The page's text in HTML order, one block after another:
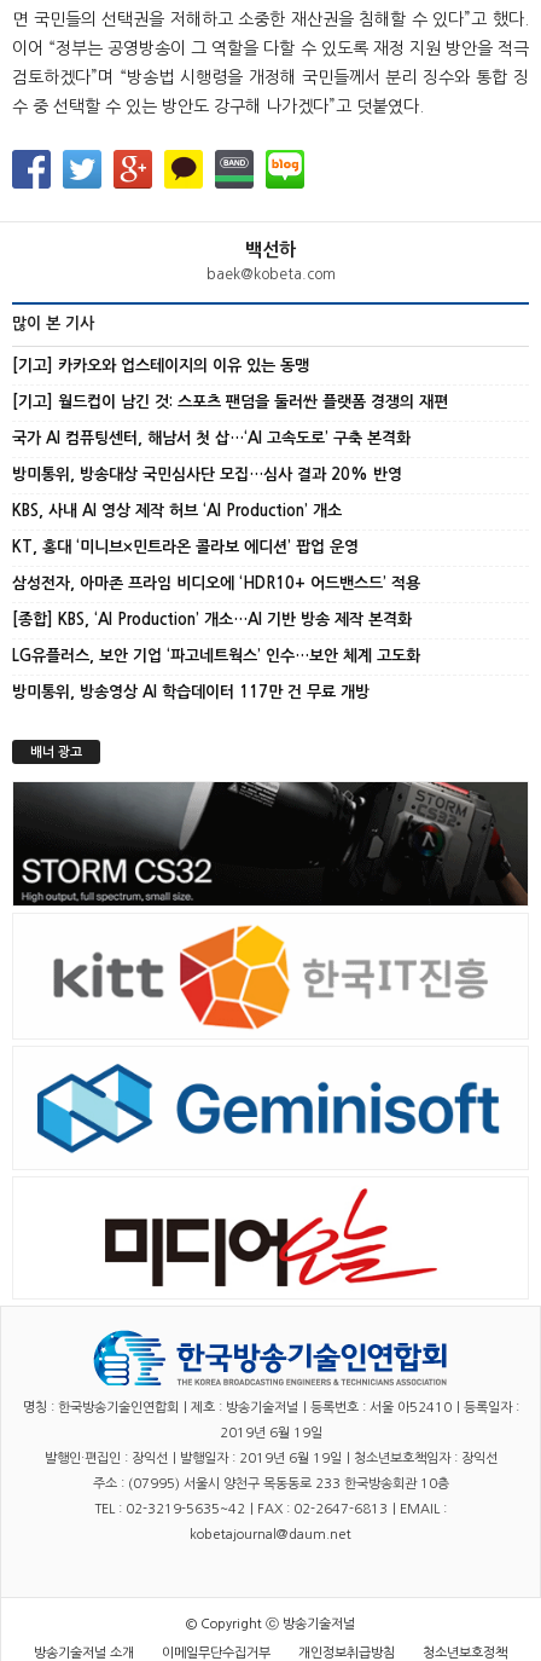
면 국민들의 선택권을 저해하고 소중한 재산권을 침해할 수 있다”고 했다.
이어 “정부는 공영방송이 그 역할을 다할 수 있도록 재정 지원 방안을 적극
검토하겠다”며 “방송법 시행령을 개정해 국민들께서 분리 징수와 통합 징
수 중 선택할 수 있는 방안도 강구해 나가겠다”고 덧붙였다.
백선하
baek@kobeta.com
많이 본 기사
[기고] 카카오와 업스테이지의 이유 있는 동맹
[기고] 월드컵이 남긴 것: 스포츠 팬덤을 둘러싼 플랫폼 경쟁의 재편
국가 AI 컴퓨팅센터, 해남서 첫 삽…‘AI 고속도로’ 구축 본격화
방미통위, 방송대상 국민심사단 모집…심사 결과 20% 반영
KBS, 사내 AI 영상 제작 허브 ‘AI Production’ 개소
KT, 홍대 ‘미니브×민트라온 콜라보 에디션’ 팝업 운영
삼성전자, 아마존 프라임 비디오에 ‘HDR10+ 어드밴스드’ 적용
[종합] KBS, ‘AI Production’ 개소…AI 기반 방송 제작 본격화
LG유플러스, 보안 기업 ‘파고네트웍스’ 인수…보안 체계 고도화
방미통위, 방송영상 AI 학습데이터 117만 건 무료 개방
배너 광고
명칭 : 한국방송기술인연합회｜제호 : 방송기술저널｜등록번호 : 서울 아52410｜등록일자 :
2019년 6월 19일
발행인·편집인 : 장익선｜발행일자 : 2019년 6월 19일｜청소년보호책임자 : 장익선
주소 : (07995) 서울시 양천구 목동동로 233 한국방송회관 10층
TEL : 02-3219-5635~42｜FAX : 02-2647-6813｜EMAIL :
kobetajournal@daum.net
© Copyright ⓒ 방송기술저널
방송기술저널 소개 이메일무단수집거부 개인정보취급방침 청소년보호정책